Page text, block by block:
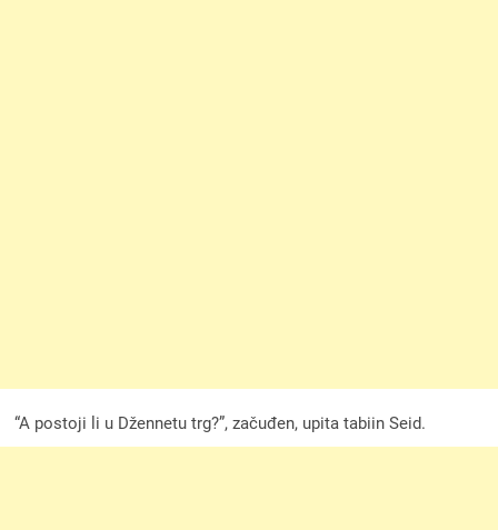
“A postoji li u Džennetu trg?”, začuđen, upita tabiin Seid.